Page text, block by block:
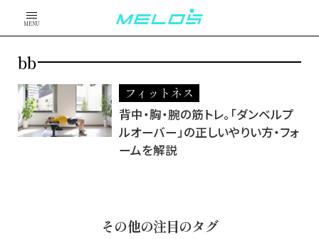
MENU
bb
フィットネス
背中・胸・腕の筋トレ。「ダンベルプ
ルオーバー」の正しいやりい方・フォ
ームを解説
その他の注目のタグ